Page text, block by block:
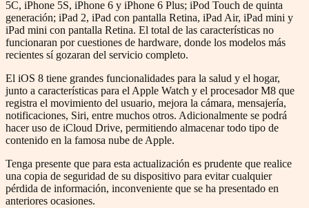
5C, iPhone 5S, iPhone 6 y iPhone 6 Plus; iPod Touch de quinta
generación; iPad 2, iPad con pantalla Retina, iPad Air, iPad mini y
iPad mini con pantalla Retina. El total de las características no
funcionaran por cuestiones de hardware, donde los modelos más
recientes sí gozaran del servicio completo.
El iOS 8 tiene grandes funcionalidades para la salud y el hogar,
junto a características para el Apple Watch y el procesador M8 que
registra el movimiento del usuario, mejora la cámara, mensajería,
notificaciones, Siri, entre muchos otros. Adicionalmente se podrá
hacer uso de iCloud Drive, permitiendo almacenar todo tipo de
contenido en la famosa nube de Apple.
Tenga presente que para esta actualización es prudente que realice
una copia de seguridad de su dispositivo para evitar cualquier
pérdida de información, inconveniente que se ha presentado en
anteriores ocasiones.